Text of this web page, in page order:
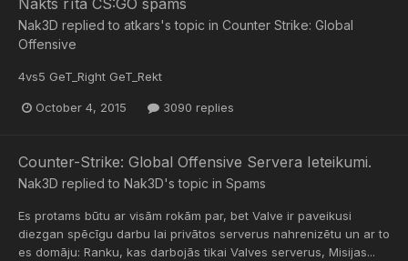
Nak3D replied to atkars's topic in Counter Strike: Global
Offensive
4vs5 GeT_Right GeT_Rekt
October 4, 2015 3090 replies
Counter-Strike: Global Offensive Servera Ieteikumi.
Nak3D replied to Nak3D's topic in Spams
Es protams būtu ar visām rokām par, bet Valve ir paveikusi
diezgan spēcīgu darbu lai privātos serverus nahrenizētu un ar to
es domāju: Ranku, kas darbojās tikai Valves serverus, Misijas...